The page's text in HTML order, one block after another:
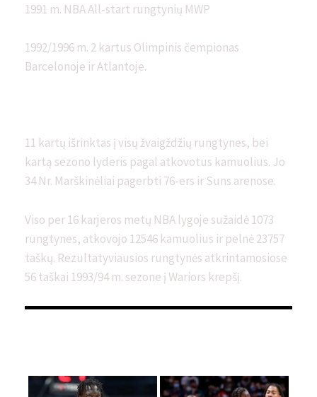
1991 m. NBA All-start rungtynių MWP
1992/1996 m. 2 kartus Olimpinis čempionas
Barcelonoje ir Atlantoje.
11 kartų išrinktas į visų žvaigždžių rungtynes, bei
kartą sezono lyderis pagal atkovotus kamuolius. Jo
34 Nr. Marškinėliai pagerbti 76-ers ir Suns arenose.
Viso per 16 karjeros metų NBA lygoje sužaidė 1073
rungtynes, atkovojo 12546 kamuolius ir pelnė 23757
taškų. Rezultatyviausios rungtynės atkrintamosiose
56 taškai 1993/94 m. sezone į Wariors krepšį.